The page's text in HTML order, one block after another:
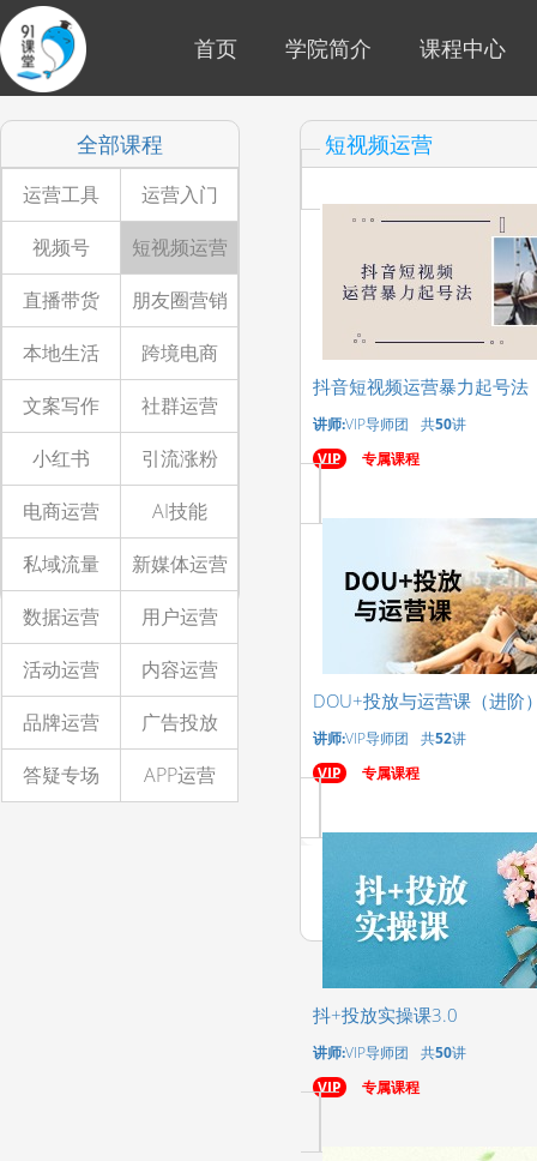
首页 学院简介 课程中心
全部课程
运营工具
运营入门
视频号
短视频运营
直播带货
朋友圈营销
本地生活
跨境电商
文案写作
社群运营
小红书
引流涨粉
电商运营
AI技能
私域流量
新媒体运营
数据运营
用户运营
活动运营
内容运营
品牌运营
广告投放
答疑专场
APP运营
短视频运营
抖音短视频运营暴力起号法
讲师:VIP导师团 共50讲
VIP
专属课程
DOU+投放与运营课（进阶
讲师:VIP导师团 共52讲
VIP
专属课程
抖+投放实操课3.0
讲师:VIP导师团 共50讲
VIP
专属课程